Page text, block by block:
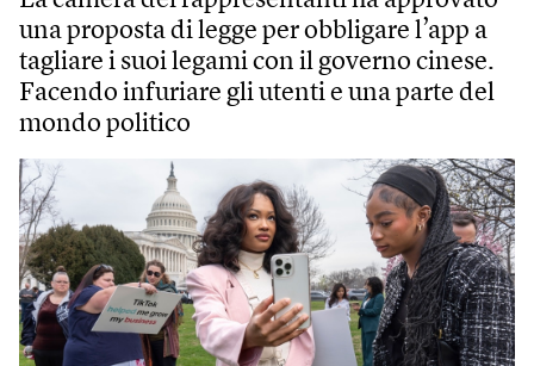
una proposta di legge per obbligare l’app a
tagliare i suoi legami con il governo cinese.
Facendo infuriare gli utenti e una parte del
mondo politico